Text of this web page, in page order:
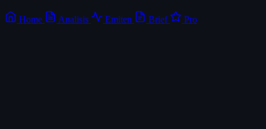
Home Analisis Emiten Brief Pro